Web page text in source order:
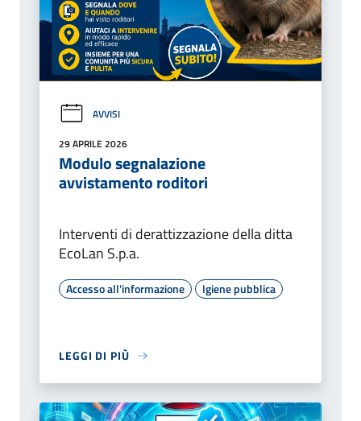
AVVISI
29 APRILE 2026
Modulo segnalazione
avvistamento roditori
Interventi di derattizzazione della ditta
EcoLan S.p.a.
Accesso all'informazione Igiene pubblica
LEGGI DI PIÙ